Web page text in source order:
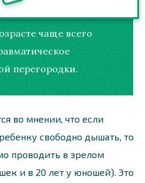
чаще всего
перегородки.
во мнении, что если
свободно дышать, то
проводить в зрелом
и в 20 лет у юношей). Это